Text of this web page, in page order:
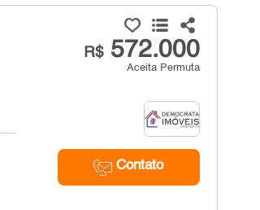
R$572.000
Aceita Permuta
Contato